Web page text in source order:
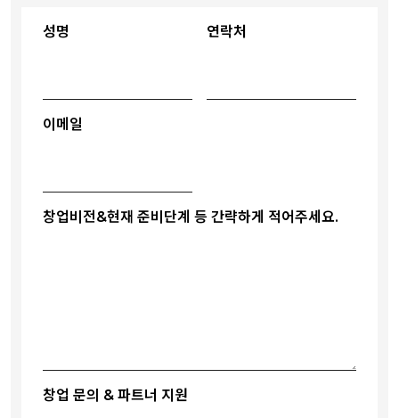
성명 연락처
이메일
창업비전&현재 준비단계 등 간략하게 적어주세요.
창업 문의 & 파트너 지원